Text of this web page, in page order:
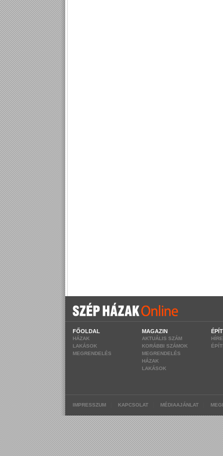
FŐOLDAL
HÁZAK
LAKÁSOK
MEGRENDELÉS
MAGAZIN
AKTUÁLIS SZÁM
KORÁBBI SZÁMOK
MEGRENDELÉS
HÁZAK
LAKÁSOK
IMPRESSZUM KAPCSOLAT MÉDIAAJÁNLAT